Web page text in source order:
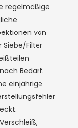
regelmäßige
von
Siebe/Filter
Bedarf.
einjährige